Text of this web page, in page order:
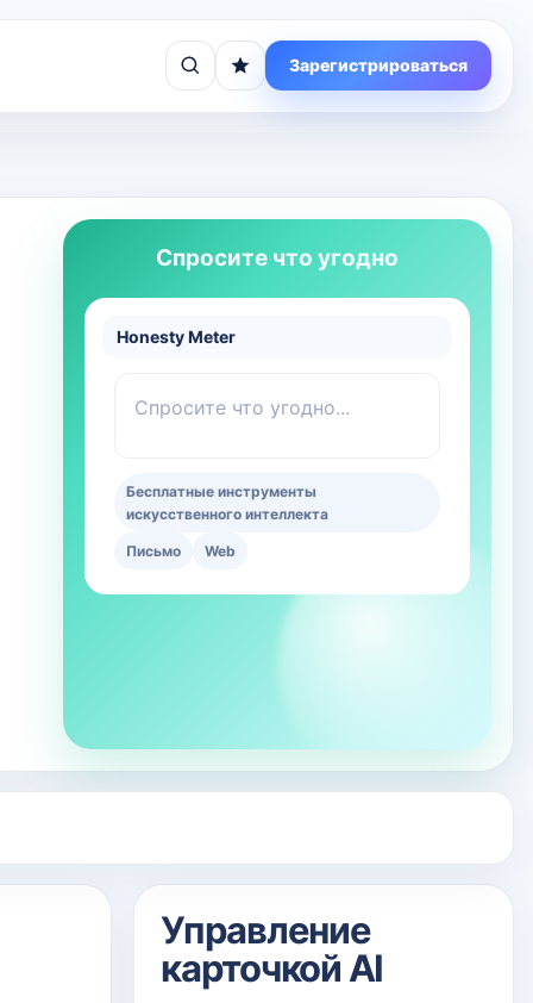
Зарегистрироваться
Спросите что угодно
Honesty Meter
Спросите что угодно...
Бесплатные инструменты
искусственного интеллекта
Письмо Web
Управление
карточкой AI